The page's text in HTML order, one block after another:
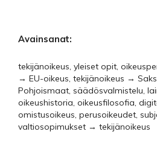
Avainsanat:
tekijänoikeus, yleiset opit,
→ EU-oikeus, tekijänoikeus →
Pohjoismaat, säädösvalmistelu,
oikeushistoria, oikeusfilosofia,
omistusoikeus, perusoikeudet,
valtiosopimukset → tekijänoikeus